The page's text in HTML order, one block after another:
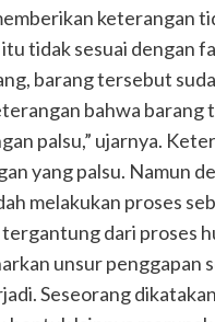
keterangan
tidak sesuai dengan
barang tersebut
bahwa
palsu,” ujarnya.
yang palsu. Namun
melakukan proses
dari proses
unsur penggapan
Seseorang